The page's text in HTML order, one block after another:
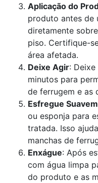
Aplicação do
produto antes de
diretamente
piso. Certifique-
área afetada.
Deixe Agir:
minutos para
de ferrugem e as
Esfregue
ou esponja para
tratada. Isso
manchas de
Enxágue: Após
com água limpa
do produto e as